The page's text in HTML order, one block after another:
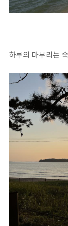
하루의 마무리는